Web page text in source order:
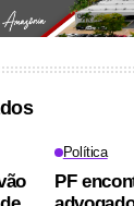
Política
PF